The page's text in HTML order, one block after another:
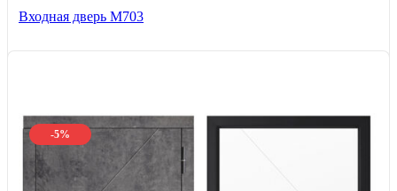
Входная дверь М703
-5%